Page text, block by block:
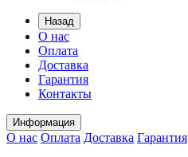
Назад
О нас
Оплата
Доставка
Гарантия
Контакты
Информация
О нас Оплата Доставка Гарантия